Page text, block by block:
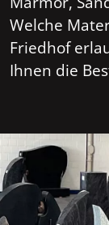
Welche
Friedhof
Ihnen die